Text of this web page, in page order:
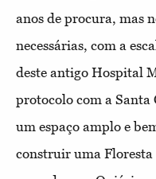
anos de procura, mas
necessárias, com a
deste antigo Hospital
protocolo com a Santa
um espaço amplo e
construir uma